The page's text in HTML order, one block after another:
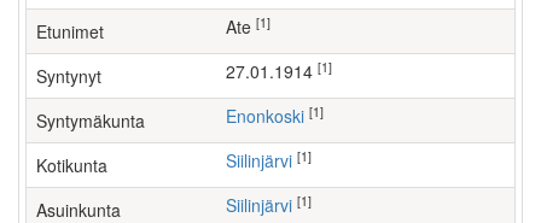
Etunimet Ate [1]
Syntynyt 27.01.1914 [1]
Syntymäkunta Enonkoski [1]
Kotikunta Siilinjärvi [1]
Asuinkunta Siilinjärvi [1]